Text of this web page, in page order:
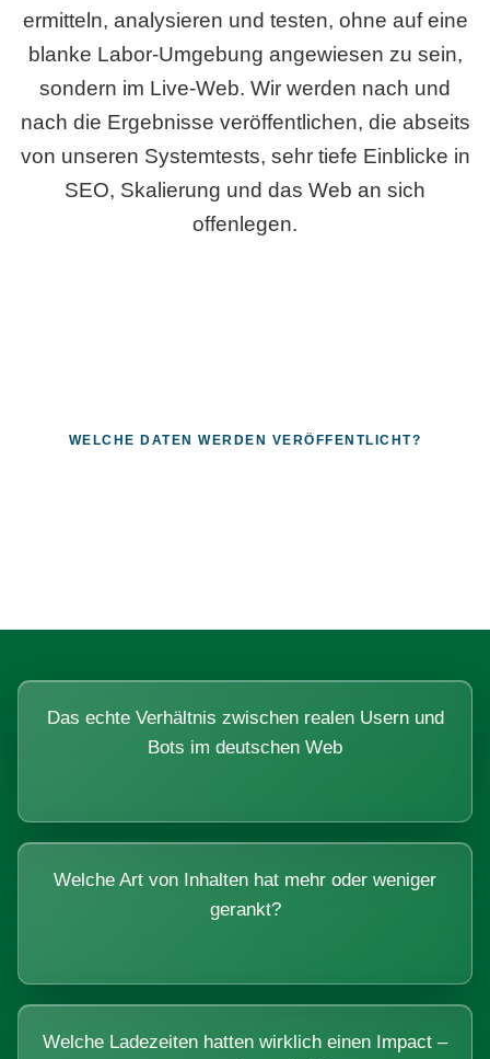
ermitteln, analysieren und testen, ohne auf eine
blanke Labor-Umgebung angewiesen zu sein,
sondern im Live-Web. Wir werden nach und
nach die Ergebnisse veröffentlichen, die abseits
von unseren Systemtests, sehr tiefe Einblicke in
SEO, Skalierung und das Web an sich
offenlegen.
WELCHE DATEN WERDEN VERÖFFENTLICHT?
Das echte Verhältnis zwischen realen Usern und
Bots im deutschen Web
Welche Art von Inhalten hat mehr oder weniger
gerankt?
Welche Ladezeiten hatten wirklich einen Impact –